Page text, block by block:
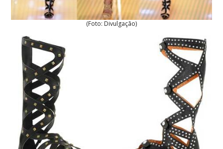
(Foto: Divulgação)